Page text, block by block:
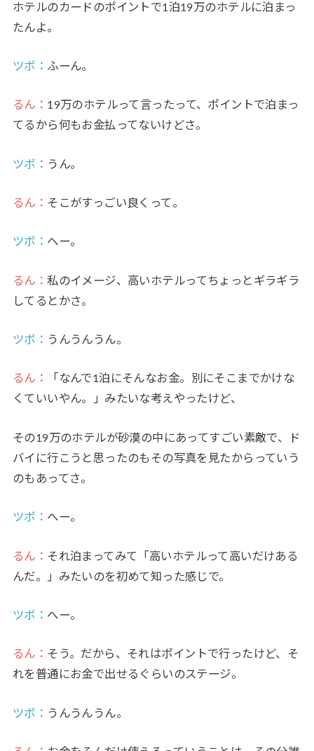
ホテルのカードのポイントで1泊19万のホテルに泊まっ
たんよ。
ツボ： ふーん。
るん： 19万のホテルって言ったって、ポイントで泊まっ
てるから何もお金払ってないけどさ。
ツボ： うん。
るん： そこがすっごい良くって。
ツボ： へー。
るん：私のイメージ、高いホテルってちょっとギラギラ
してるとかさ。
ツボ： うんうんうん。
るん：
「なんで1泊にそんなお金。別にそこまでかけな
くていいやん。」みたいな考えやったけど、
その19万のホテルが砂漠の中にあってすごい素敵で、ド
バイに行こうと思ったのもその写真を見たからっていう
のもあってさ。
ツボ： へー。
るん： それ泊まってみて「高いホテルって高いだけある
んだ。」みたいのを初めて知った感じで。
ツボ： へー。
るん： そう。だから、それはポイントで行ったけど、そ
れを普通にお金で出せるぐらいのステージ。
ツボ： うんうんうん。